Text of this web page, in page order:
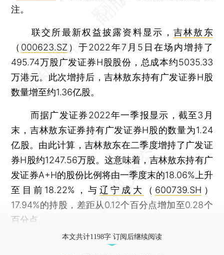
注。
联交所最新权益披露资料显示， 吉林敖东
（ 000623.SZ ）于2022年7月5日在场内增持了
495.74万股广发证券H股股份，总成本约5035.33
万港元。此次增持后，吉林敖东持有广发证券H股
数量增至约1.36亿股。
而据广发证券2022年一季报显示，截至3月
末，吉林敖东证券持有广发证券H股的数量为1.24
亿股。由此计算，吉林敖东在二季度增持了广发证
券H股约1247.56万股。这意味着，吉林敖东持有广
发证券A+H的股份比例将由一季度末的18.06%上升
至目前18.22%，与 辽宁成大 （ 600739.SH ）
17.94%的持股，差距从0.12个百分点增加至0.28个
百分点。
本文共计1198字 订阅后继续阅读